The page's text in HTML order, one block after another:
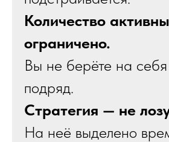
Количество
ограничено.
Вы не берёте на
подряд.
Стратегия — не
На неё выделено